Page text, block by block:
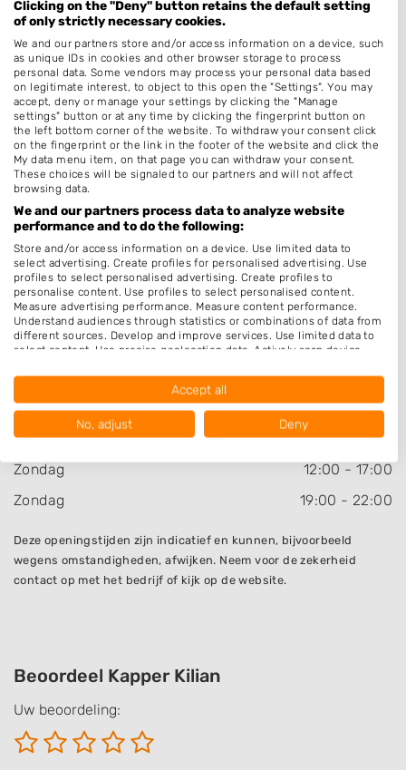
Keratine behandeling
Bruidskapsel
Make-up & Visagie
Schoonheidssalon
Pruiken
Openingstijden
Maandag
Maandag
Dinsdag
10:00 -
Woensdag
10:00 -
Woensdag
19:00 -22:00
Donderdag
19:00 -22:00
Vrijdag
10:00 -17:00
Vrijdag
19:00 -22:00
Zaterdag
Gesloten
Zondag
12:00 - 17:00
Zondag
19:00 - 22:00
Deze openingstijden zijn indicatief en kunnen, bijvoorbeeld
wegens omstandigheden, afwijken. Neem voor de zekerheid
contact op met het bedrijf of kijk op de website.
Beoordeel Kapper Kilian
Uw beoordeling:
Clicking on the "Deny" button retains the default setting
of only strictly necessary cookies.
We and our partners store and/or access information on a device, such
as unique IDs in cookies and other browser storage to process
personal data. Some vendors may process your personal data based
on legitimate interest, to object to this open the "Settings". You may
accept, deny or manage your settings by clicking the "Manage
settings" button or at any time by clicking the fingerprint button on
the left bottom corner of the website. To withdraw your consent click
on the fingerprint or the link in the footer of the website and click the
My data menu item, on that page you can withdraw your consent.
These choices will be signaled to our partners and will not affect
browsing data.
We and our partners process data to analyze website
performance and to do the following:
Store and/or access information on a device. Use limited data to
select advertising. Create profiles for personalised advertising. Use
profiles to select personalised advertising. Create profiles to
personalise content. Use profiles to select personalised content.
Measure advertising performance. Measure content performance.
Understand audiences through statistics or combinations of data from
different sources. Develop and improve services. Use limited data to
select content. Use precise geolocation data. Actively scan device
Data may be shared outside of the European Union and send to the
Your consent and the cookie policy applies solely to this website/app.
View Partner List (1016 IAB Vendors)
We use your data for the following purposes:
Store and/or access information on a device
Use limited data to select advertising
Create profiles for personalised advertising
Create profiles to personalise content
Use profiles to select personalised content
Measure advertising performance
Accept all
No, adjust Deny